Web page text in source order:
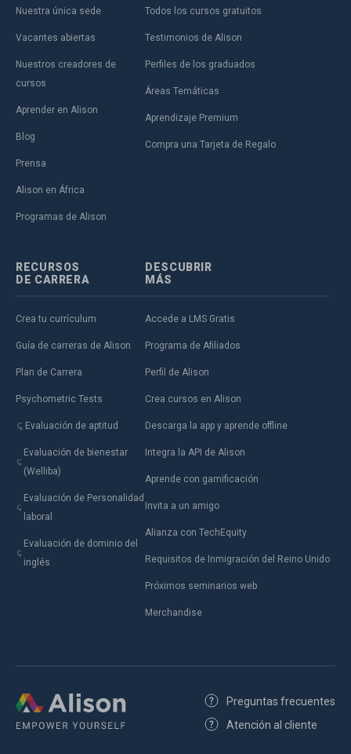
Nuestra única sede
Vacantes abiertas
Nuestros creadores de
cursos
Aprender en Alison
Blog
Prensa
Alison en África
Programas de Alison
Todos los cursos gratuitos
Testimonios de Alison
Perfiles de los graduados
Áreas Temáticas
Aprendizaje Premium
Compra una Tarjeta de Regalo
RECURSOS
DE CARRERA
Crea tu currículum
Guía de carreras de Alison
Plan de Carrera
Psychometric Tests
Evaluación de aptitud
Evaluación de bienestar
(Welliba)
Evaluación de Personalidad
laboral
Evaluación de dominio del
inglés
DESCUBRIR
MÁS
Accede a LMS Gratis
Programa de Afiliados
Perfil de Alison
Crea cursos en Alison
Descarga la app y aprende offline
Integra la API de Alison
Aprende con gamificación
Invita a un amigo
Alianza con TechEquity
Requisitos de Inmigración del Reino Unido
Próximos seminarios web
Merchandise
Preguntas frecuentes
Atención al cliente